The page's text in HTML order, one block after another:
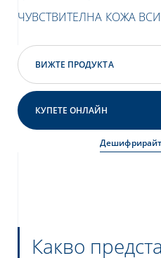
ЧУВСТВИТЕЛНА КОЖА
ВИЖТЕ ПРОДУКТА
КУПЕТЕ ОНЛАЙН
Какво